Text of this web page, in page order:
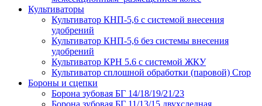
Культиваторы
Культиватор КНП-5,6 с системой внесения
удобрений
Культиватор КНП-5,6 без системы внесения
удобрений
Культиватор КРН 5.6 с системой ЖКУ
Культиватор сплошной обработки (паровой) Crop
Бороны и сцепки
Борона зубовая БГ 14/18/19/21/23
Борона зубовая БГ 11/13/15 двухследная